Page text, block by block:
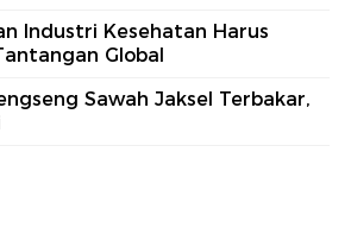
Industri Kesehatan Harus
Global
Sawah Jaksel Terbakar,